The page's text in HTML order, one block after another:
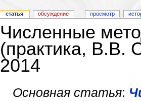
Численные
(практика, В.В.
2014
Основная статья:
статья обсуждение просмотр